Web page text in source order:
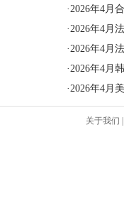
·2026年4月
·2026年4月
·2026年4月
·2026年4月
·2026年4月
关于我们